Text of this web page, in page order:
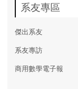
系友專區
傑出系友
系友專訪
商用數學電子報